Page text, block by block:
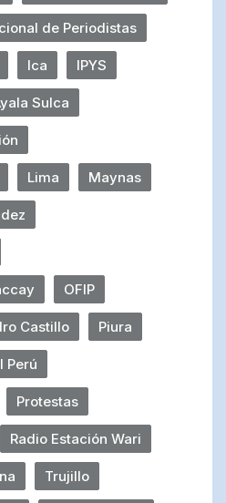
de Periodistas
Ica IPYS
Sulca
Lima Maynas
OFIP
Castillo Piura
Perú
Protestas
Radio Estación Wari
Trujillo